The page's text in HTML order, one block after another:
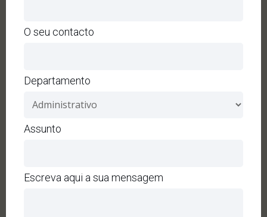
O seu contacto
Departamento
Assunto
Escreva aqui a sua mensagem